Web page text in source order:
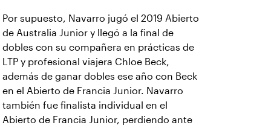
Por supuesto, Navarro jugó el 2019 Abierto
de Australia Junior y llegó a la final de
dobles con su compañera en prácticas de
LTP y profesional viajera Chloe Beck,
además de ganar dobles ese año con Beck
en el Abierto de Francia Junior. Navarro
también fue finalista individual en el
Abierto de Francia Junior, perdiendo ante